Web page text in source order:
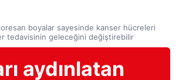
boyalar sayesinde kanser hücreleri
tedavisinin geleceğini değiştirebilir
aydınlatan